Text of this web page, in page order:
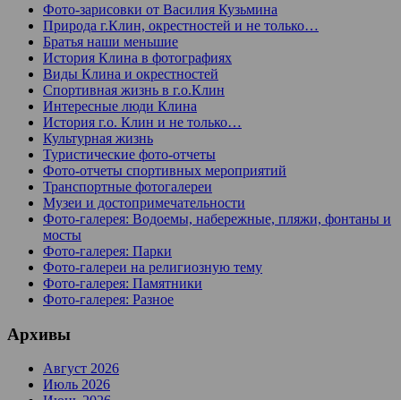
Фото-зарисовки от Василия Кузьмина
Природа г.Клин, окрестностей и не только…
Братья наши меньшие
История Клина в фотографиях
Виды Клина и окрестностей
Спортивная жизнь в г.о.Клин
Интересные люди Клина
История г.о. Клин и не только…
Культурная жизнь
Туристические фото-отчеты
Фото-отчеты спортивных мероприятий
Транспортные фотогалереи
Музеи и достопримечательности
Фото-галерея: Водоемы, набережные, пляжи, фонтаны и
мосты
Фото-галерея: Парки
Фото-галереи на религиозную тему
Фото-галерея: Памятники
Фото-галерея: Разное
Архивы
Август 2026
Июль 2026